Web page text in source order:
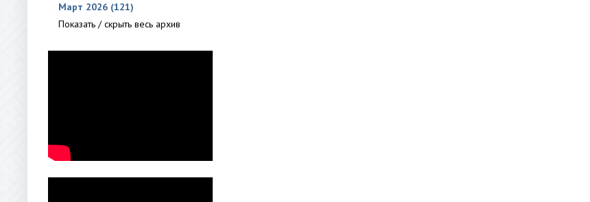
Март 2026 (121)
Показать / скрыть весь архив